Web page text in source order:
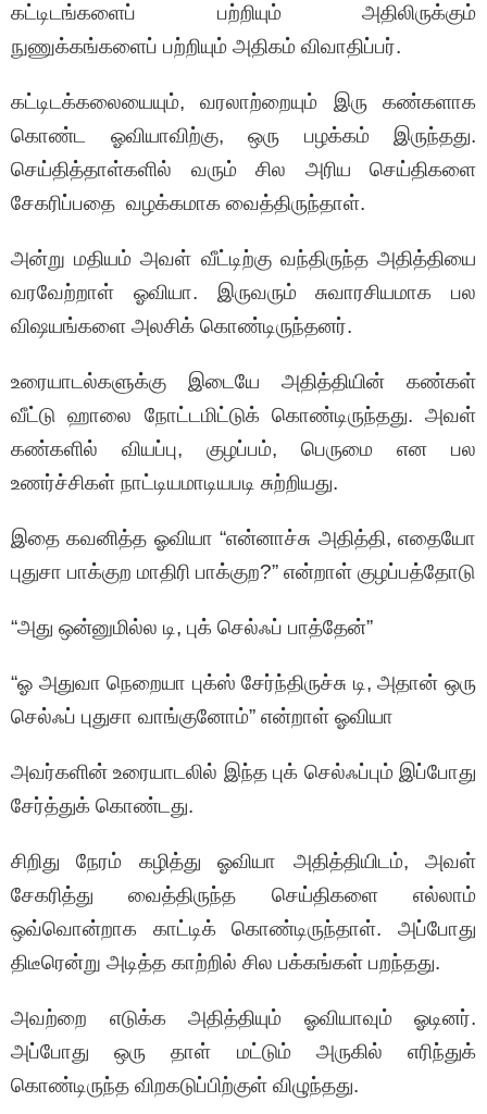
கட்டிடங்களைப் பற்றியும் அதிலிருக்கும்
நுணுக்கங்களைப் பற்றியும் அதிகம் விவாதிப்பர்.
கட்டிடக்கலையையும், வரலாற்றையும் இரு கண்களாக
கொண்ட ஓவியாவிற்கு, ஒரு பழக்கம் இருந்தது.
செய்தித்தாள்களில் வரும் சில அரிய செய்திகளை
சேகரிப்பதை வழக்கமாக வைத்திருந்தாள்.
அன்று மதியம் அவள் வீட்டிற்கு வந்திருந்த அதித்தியை
வரவேற்றாள் ஓவியா. இருவரும் சுவாரசியமாக பல
விஷயங்களை அலசிக் கொண்டிருந்தனர்.
உரையாடல்களுக்கு இடையே அதித்தியின் கண்கள்
வீட்டு ஹாலை நோட்டமிட்டுக் கொண்டிருந்தது. அவள்
கண்களில் வியப்பு, குழப்பம், பெருமை என பல
உணர்ச்சிகள் நாட்டியமாடியபடி சுற்றியது.
இதை கவனித்த ஓவியா “என்னாச்சு அதித்தி, எதையோ
புதுசா பாக்குற மாதிரி பாக்குற?” என்றாள் குழப்பத்தோடு
“அது ஒன்னுமில்ல டி, புக் செல்ஃப் பாத்தேன்”
“ஓ அதுவா நெறையா புக்ஸ் சேர்ந்திருச்சு டி, அதான் ஒரு
செல்ஃப் புதுசா வாங்குனோம்” என்றாள் ஓவியா
அவர்களின் உரையாடலில் இந்த புக் செல்ஃப்பும் இப்போது
சேர்த்துக் கொண்டது.
சிறிது நேரம் கழித்து ஓவியா அதித்தியிடம், அவள்
சேகரித்து வைத்திருந்த செய்திகளை எல்லாம்
ஒவ்வொன்றாக காட்டிக் கொண்டிருந்தாள். அப்போது
திடீரென்று அடித்த காற்றில் சில பக்கங்கள் பறந்தது.
அவற்றை எடுக்க அதித்தியும் ஓவியாவும் ஓடினர்.
அப்போது ஒரு தாள் மட்டும் அருகில் எரிந்துக்
கொண்டிருந்த விறகடுப்பிற்குள் விழுந்தது.